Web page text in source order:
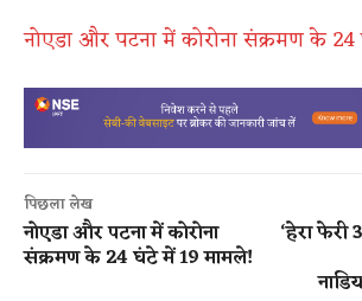
नोएडा और पटना में कोरोना संक्रमण के
पिछला लेख
नोएडा और पटना में कोरोना
संक्रमण के 24 घंटे में 19 मामले!
‘हेरा फेरी